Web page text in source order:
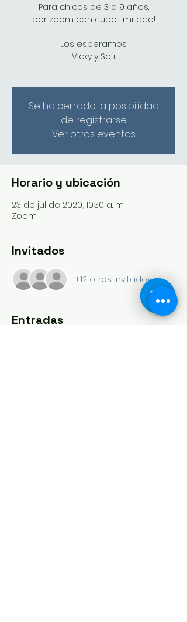
Para chicos de 3 a 9 años.
por zoom con cupo limitado!
Los esperamos
Vicky y Sofi
Se ha cerrado la posibilidad
de registrarse
Ver otros eventos
Horario y ubicación
23 de jul de 2020, 10:30 a. m.
Zoom
Invitados
+12 otros invitados
Entradas